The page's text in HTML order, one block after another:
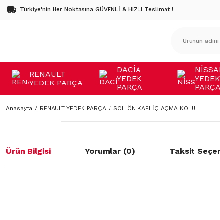
Türkiye'nin Her Noktasına GÜVENLİ & HIZLI Teslimat !
RENAULT
YEDEK PARÇA
DACİA
YEDEK
PARÇA
YEDEK
PARÇA
Anasayfa RENAULT YEDEK PARÇA SOL ÖN KAPI İÇ AÇMA KOLU
Ürün Bilgisi Yorumlar (0) Taksit